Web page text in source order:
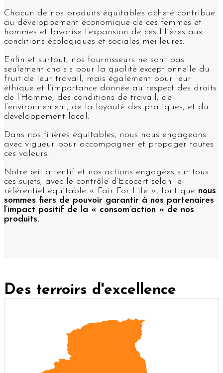
Chacun de nos produits équitables acheté contribue
au développement économique de ces femmes et
hommes et favorise l’expansion de ces filières aux
conditions écologiques et sociales meilleures.
Enfin et surtout, nos fournisseurs ne sont pas
seulement choisis pour la qualité exceptionnelle du
fruit de leur travail, mais également pour leur
éthique et l’importance donnée au respect des droits
de l’Homme, des conditions de travail, de
l’environnement, de la loyauté des pratiques, et du
développement local.
Dans nos filières équitables, nous nous engageons
avec vigueur pour accompagner et propager toutes
ces valeurs.
Notre œil attentif et nos actions engagées sur tous
ces sujets, avec le contrôle d’Ecocert selon le
référentiel équitable « Fair For Life », font que nous
sommes fiers de pouvoir garantir à nos partenaires
l’impact positif de la « consom’action » de nos
produits.
Des terroirs d'excellence